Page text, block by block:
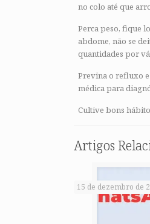
no colo até que
Perca peso, fique
abdome, não se
quantidades por
Previna o refluxo e
médica para
Cultive bons
Artigos
15 de dezembro de